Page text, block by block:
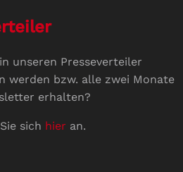
unseren Presseverteiler
werden bzw. alle zwei Monate
erhalten?
sich hier an.